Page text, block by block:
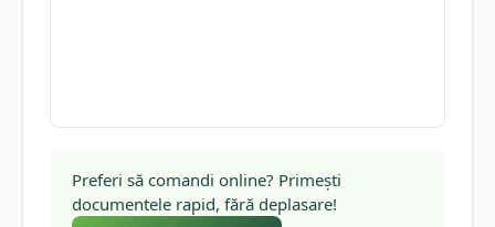
Preferi să comandi online? Primești
documentele rapid, fără deplasare!